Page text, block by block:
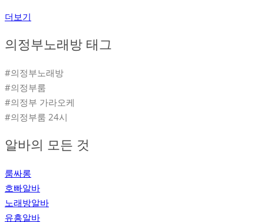
더보기
의정부노래방 태그
#의정부노래방
#의정부룸
#의정부 가라오케
#의정부룸 24시
알바의 모든 것
룸싸롱
호빠알바
노래방알바
유흥알바